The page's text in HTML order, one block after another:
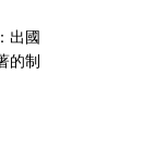
出國
的制